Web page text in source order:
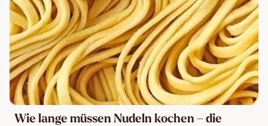
Wie lange müssen Nudeln kochen – die